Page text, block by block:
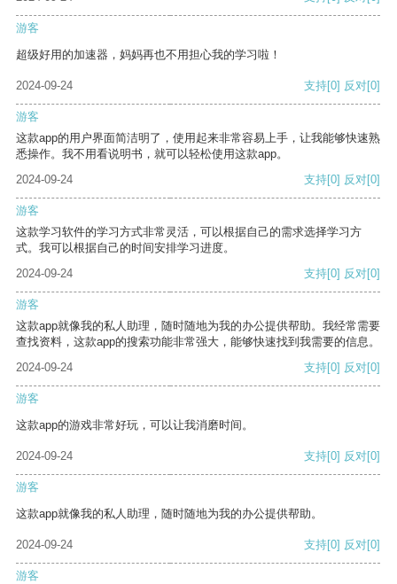
游客
超级好用的加速器，妈妈再也不用担心我的学习啦！
2024-09-24 支持[0] 反对[0]
游客
这款app的用户界面简洁明了，使用起来非常容易上手，让我能够快速熟
悉操作。我不用看说明书，就可以轻松使用这款app。
2024-09-24
支持[0] 反对[0]
游客
这款学习软件的学习方式非常灵活，可以根据自己的需求选择学习方
式。我可以根据自己的时间安排学习进度。
2024-09-24
支持[0] 反对[0]
游客
这款app就像我的私人助理，随时随地为我的办公提供帮助。我经常需要
查找资料，这款app的搜索功能非常强大，能够快速找到我需要的信息。
2024-09-24
支持[0] 反对[0]
游客
这款app的游戏非常好玩，可以让我消磨时间。
2024-09-24 支持[0] 反对[0]
游客
这款app就像我的私人助理，随时随地为我的办公提供帮助。
2024-09-24 支持[0] 反对[0]
游客